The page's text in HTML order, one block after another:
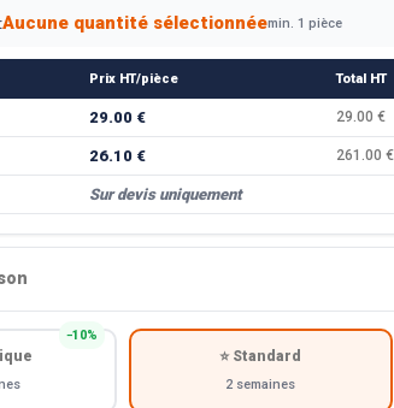
Aucune quantité sélectionnéemin. 1 pièce
Prix HT/pièce Total HT
29.00 € 29.00 €
26.10 € 261.00 €
Sur devis uniquement
−10%
⭐ Standard
2 semaines